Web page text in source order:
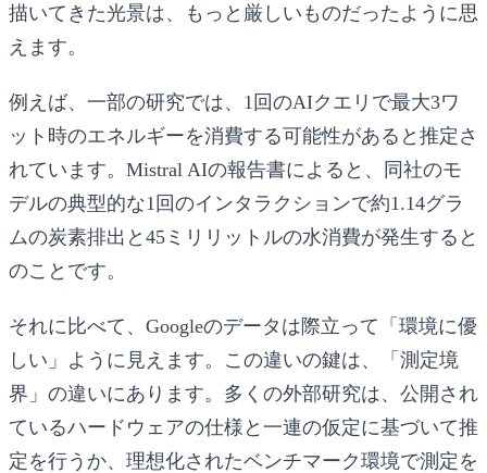
描いてきた光景は、もっと厳しいものだったように思
えます。
例えば、一部の研究では、1回のAIクエリで最大3ワ
ット時のエネルギーを消費する可能性があると推定さ
れています。Mistral AIの報告書によると、同社のモ
デルの典型的な1回のインタラクションで約1.14グラ
ムの炭素排出と45ミリリットルの水消費が発生すると
のことです。
それに比べて、Googleのデータは際立って「環境に優
しい」ように見えます。この違いの鍵は、「測定境
界」の違いにあります。多くの外部研究は、公開され
ているハードウェアの仕様と一連の仮定に基づいて推
定を行うか、理想化されたベンチマーク環境で測定を